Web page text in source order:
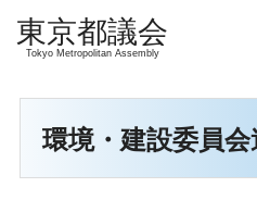
Tokyo Metropolitan Assembly
環境・建設委員